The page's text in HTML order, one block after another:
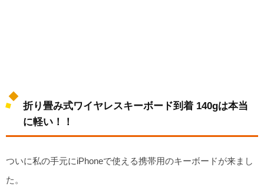
折り畳み式ワイヤレスキーボード到着 140gは本当
に軽い！！
ついに私の手元にiPhoneで使える携帯用のキーボードが来まし
た。